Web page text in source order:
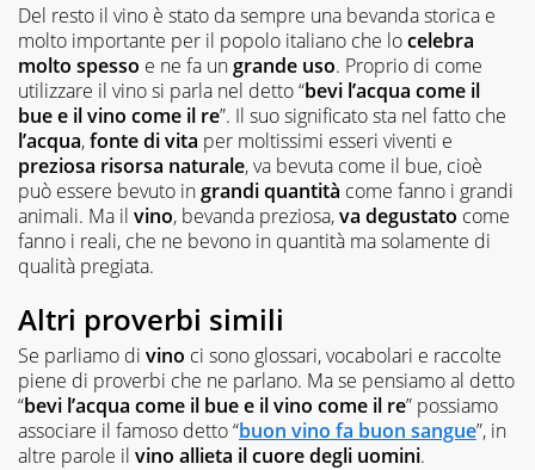
Del resto il vino è stato da sempre una bevanda storica e
molto importante per il popolo italiano che locelebra
molto spesso e ne fa ungrande uso. Proprio di come
utilizzare il vino si parla nel detto “bevi l’acqua come il
bue e il vino come il re”. Il suo significato sta nel fatto che
l’acqua,fonte di vita per moltissimi esseri viventi e
preziosa risorsa naturale, va bevuta come il bue, cioè
può essere bevuto ingrandi quantità come fanno i grandi
animali. Ma il vino, bevanda preziosa,va degustato come
fanno i reali, che ne bevono in quantità ma solamente di
qualità pregiata.
Altri proverbi simili
Se parliamo di vino ci sono glossari, vocabolari e raccolte
piene di proverbi che ne parlano. Ma se pensiamo al detto
“bevi l’acqua come il bue e il vino come il re” possiamo
associare il famoso detto “buon vino fa buon sangue”, in
altre parole il vino allieta il cuore degli uomini.